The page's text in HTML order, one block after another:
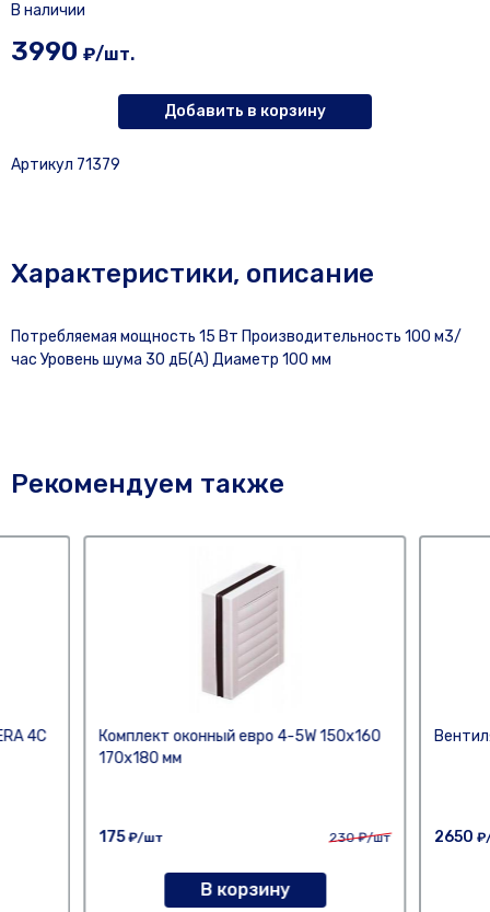
В наличии
3990 ₽/шт.
Добавить в корзину
Артикул 71379
Характеристики, описание
Потребляемая мощность 15 Вт Производительность 100 м3/
час Уровень шума 30 дБ(А) Диаметр 100 мм
Рекомендуем также
4С
Комплект оконный евро 4-5W 150х160
170х180 мм
175₽/шт 230₽/шт
В корзину
2650